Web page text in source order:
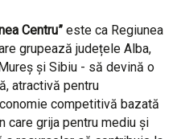
Centru”este ca Regiunea
grupează județele Alba,
și Sibiu - să devină o
atractivă pentru
competitivă bazată
care grija pentru mediu și